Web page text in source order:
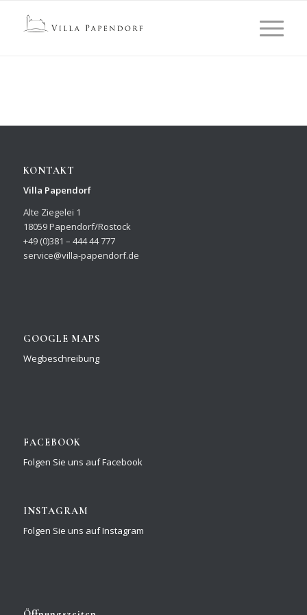
KONTAKT
Villa Papendorf
Alte Ziegelei 1
18059 Papendorf/Rostock
+49 (0)381 – 444 44 777
service@villa-papendorf.de
GOOGLE MAPS
Wegbeschreibung
FACEBOOK
Folgen Sie uns auf Facebook
INSTAGRAM
Folgen Sie uns auf Instagram